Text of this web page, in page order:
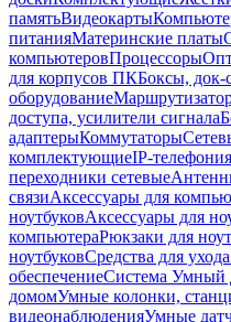
памятьВидеокарты
питанияМатеринские платы
компьютеровПроцессоры
для корпусов ПКБоксы, док-
оборудование
доступа, усилители сигнала
адаптерыКоммутаторы
комплектующиеIP-телефония
переходники сетевые
связиАксессуары для
ноутбуковАксессуары для
компьютераРюкзаки для
ноутбуковСредства для
обеспечениеСистема Умный
домомУмные колонки,
видеонаблюденияУмные